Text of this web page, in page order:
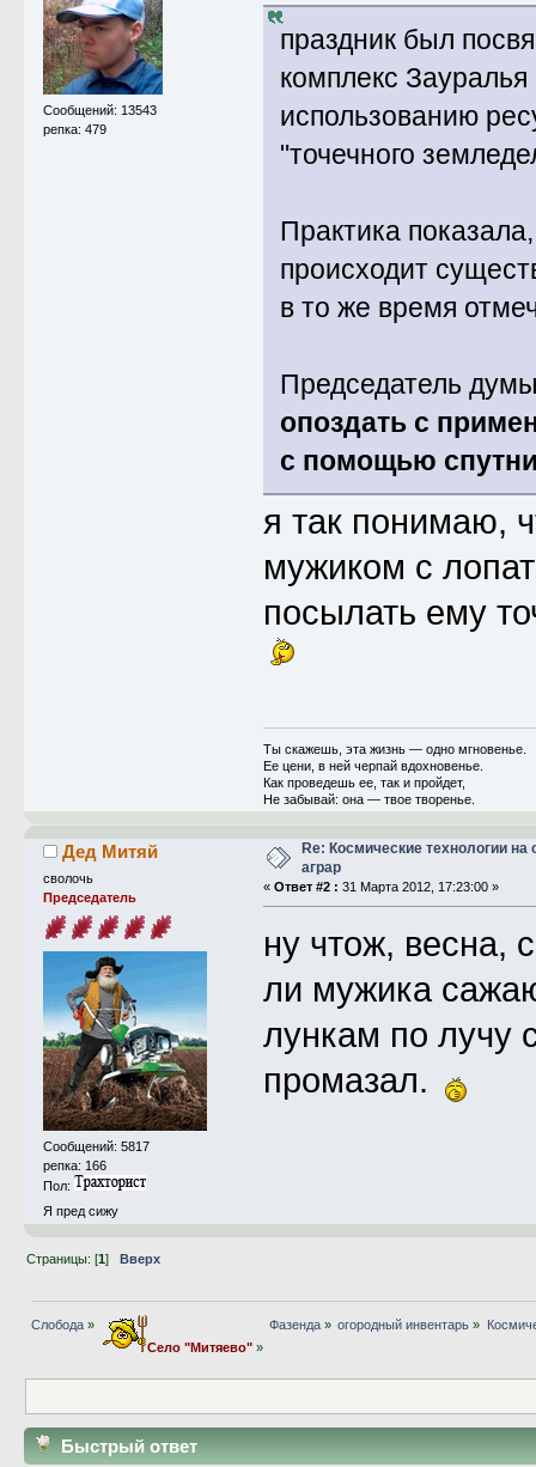
Сообщений: 13543
репка: 479
праздник был
комплекс Зауралья
использованию
"точечного
Практика
происходит
в то же время
Председатель
опоздать с
с помощью
я так понимаю,
мужиком с
посылать ему
Ты скажешь, эта жизнь — одно мгновенье.
Ее цени, в ней черпай вдохновенье.
Как проведешь ее, так и пройдет,
Не забывай: она — твое творенье.
Дед Митяй
сволочь
Председатель
Сообщений: 5817
репка: 166
Пол:
Я пред сижу
Re: Космические технологии
аграр
« Ответ #2 : 31 Марта 2012, 17:23:00 »
ну чтож, весна,
ли мужика
лункам по лучу
промазал.
Страницы: [1]Вверх
Слобода »
Село "Митяево"»
Фазенда» огородный инвентарь »
Быстрый ответ